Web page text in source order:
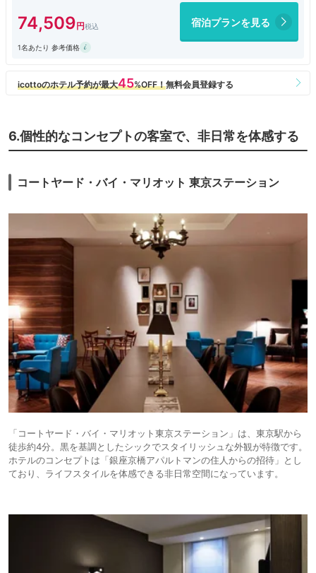
74,509 宿泊プランを見る
1名あたり 参考価格
6.個性的なコンセプトの客室で、非日常を体感する
コートヤード・バイ・マリオット 東京ステーション
「コートヤード・バイ・マリオット東京ステーション」は、東京駅から
徒歩約4分。黒を基調としたシックでスタイリッシュな外観が特徴です。
ホテルのコンセプトは「銀座京橋アパルトマンの住人からの招待」とし
ており、ライフスタイルを体感できる非日常空間になっています。